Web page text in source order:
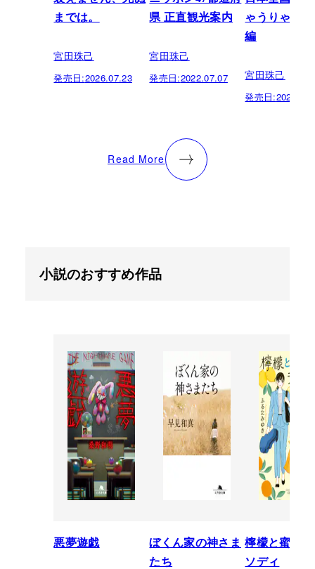
までは。
宮田珠己
発売日:2026.07.23
県 正直観光案内
宮田珠己
発売日:2022.07.07
ゃうりゃ 仕
編
宮田珠己
発売日:
Read More
小説のおすすめ作品
悪夢遊戯
ぼくん家の神さま
たち
檸檬と蜜柑
ソディ